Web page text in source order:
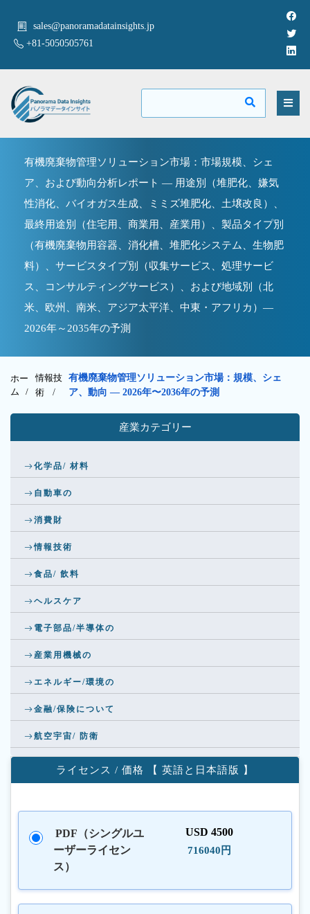
sales@panoramadatainsights.jp
+81-5050505761
有機廃棄物管理ソリューション市場：市場規模、シェ
ア、および動向分析レポート — 用途別（堆肥化、嫌気
性消化、バイオガス生成、ミミズ堆肥化、土壌改良）、
最終用途別（住宅用、商業用、産業用）、製品タイプ別
（有機廃棄物用容器、消化槽、堆肥化システム、生物肥
料）、サービスタイプ別（収集サービス、処理サービ
ス、コンサルティングサービス）、および地域別（北
米、欧州、南米、アジア太平洋、中東・アフリカ）—
2026年～2035年の予測
ホー
ム /
情報技
術 /
有機廃棄物管理ソリューション市場：規模、シェ
ア、動向 — 2026年〜2036年の予測
産業カテゴリー
化学品/ 材料
自動車の
消費財
情報技術
食品/ 飲料
ヘルスケア
電子部品/半導体の
産業用機械の
エネルギー/環境の
金融/保険について
航空宇宙/ 防衛
ライセンス / 価格 【 英語と日本語版 】
PDF（シングルユ
ーザーライセン
ス）
USD 4500
716040円